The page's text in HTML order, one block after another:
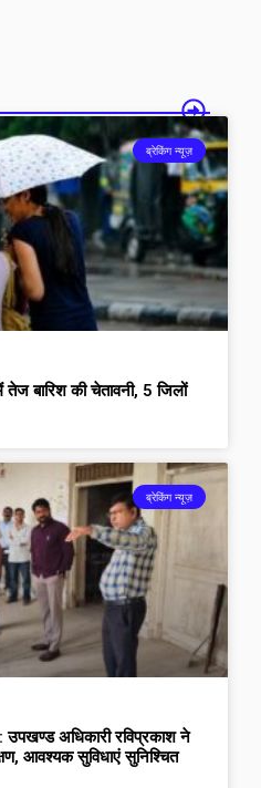
ब्रेकिंग न्यूज़
बारिश की चेतावनी, 5 जिलों
ब्रेकिंग न्यूज़
उपखण्ड अधिकारी रविप्रकाश ने
आवश्यक सुविधाएं सुनिश्चित